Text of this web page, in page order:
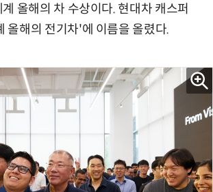
올해의 차 수상이다. 현대차 캐스퍼
올해의 전기차'에 이름을 올렸다.